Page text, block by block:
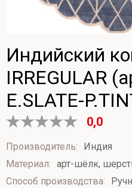
Индийский
IRREGULAR
E.SLATE-
0,0
Оценка
0
5
Производитель:
Индия
Материал: арт-шёлк,
Способ производства: